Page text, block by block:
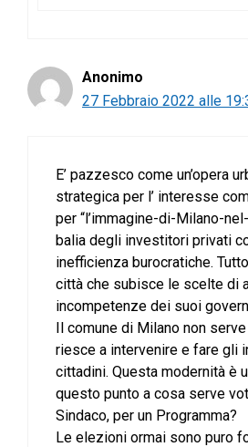
Anonimo
27 Febbraio 2022 alle
E’ pazzesco come un’opera
strategica per l’ interesse
per “l’immagine-di-Milano-
balia degli investitori privati
inefficienza burocratiche.
città che subisce le scelte di
incompetenze dei suoi
Il comune di Milano non
riesce a intervenire e fare gli
cittadini. Questa modernità è
questo punto a cosa serve
Sindaco, per un Programma?
Le elezioni ormai sono puro